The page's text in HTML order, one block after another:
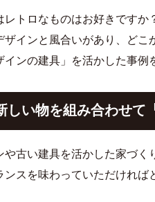
トロなものはお好きですか
インと風合いがあり、どこ
ンの建具」を活かした事例
しい物を組み合わせて
古い建具を活かした家づく
スを味わっていただければ